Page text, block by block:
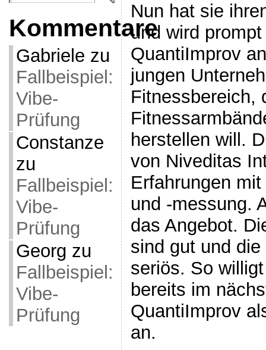
Kommentare
Gabriele zu
Fallbeispiel:
Vibe-
Prüfung
Constanze
zu
Fallbeispiel:
Vibe-
Prüfung
Georg zu
Fallbeispiel:
Vibe-
Prüfung
Nun hat sie
und wird
QuantiImprov
jungen
Fitnessbereich,
herstellen will.
von Niveditas
Erfahrungen
und -messung.
das Angebot.
sind gut und
seriös. So
bereits im
QuantiImprov
an.